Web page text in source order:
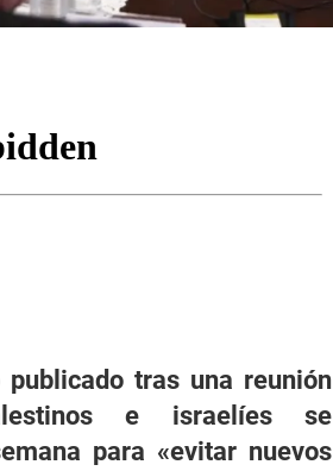
tras una reunión
e israelíes se
para «evitar nuevos